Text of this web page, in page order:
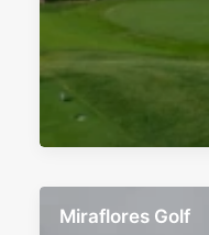
Miraflores Golf